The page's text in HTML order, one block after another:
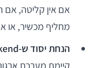
אם אין קליטה,
מחליף מכשיר, או
הנחת יסוד ש-Backend כבר “קיים”